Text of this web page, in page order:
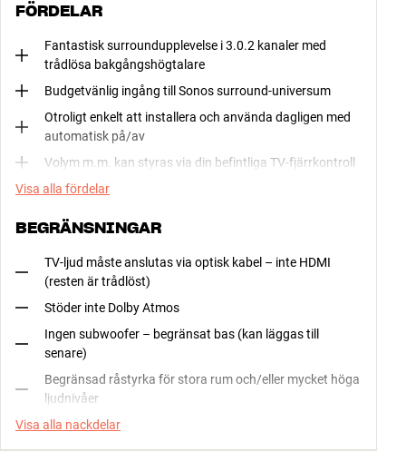
FÖRDELAR
Fantastisk surroundupplevelse i 3.0.2 kanaler med
trådlösa bakgångshögtalare
Budgetvänlig ingång till Sonos surround-universum
Otroligt enkelt att installera och använda dagligen med
automatisk på/av
Volym m.m. kan styras via din befintliga TV-fjärrkontroll
Visa alla fördelar
BEGRÄNSNINGAR
TV-ljud måste anslutas via optisk kabel – inte HDMI
(resten är trådlöst)
Stöder inte Dolby Atmos
Ingen subwoofer – begränsat bas (kan läggas till
senare)
Begränsad råstyrka för stora rum och/eller mycket höga
ljudnivåer
Visa alla nackdelar